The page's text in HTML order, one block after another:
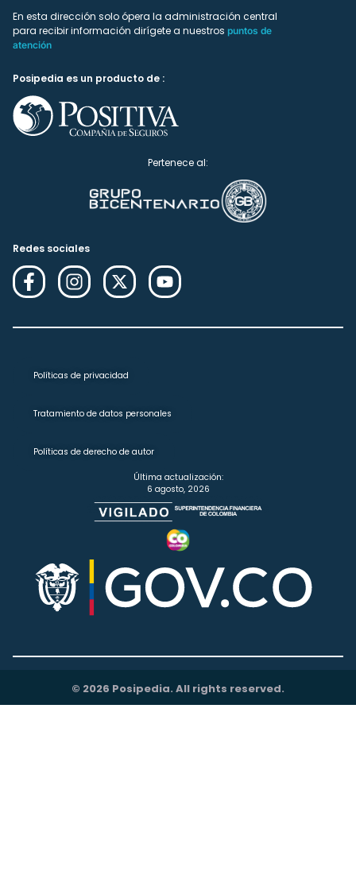
En esta dirección solo ópera la administración central
para recibir información dirígete a nuestros puntos de
atención
Posipedia es un producto de :
Pertenece al:
Redes sociales
Políticas de privacidad
Tratamiento de datos personales
Políticas de derecho de autor
Última actualización:
6 agosto, 2026
© 2026 Posipedia. All rights reserved.